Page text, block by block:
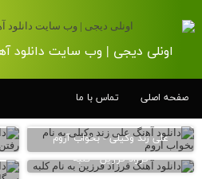
اونلی دیجی | وب سایت دانلود
صفحه اصلی تماس با ما
علی زند وکیلی - بخواب آروم
فرزاد فرزین - کلبه